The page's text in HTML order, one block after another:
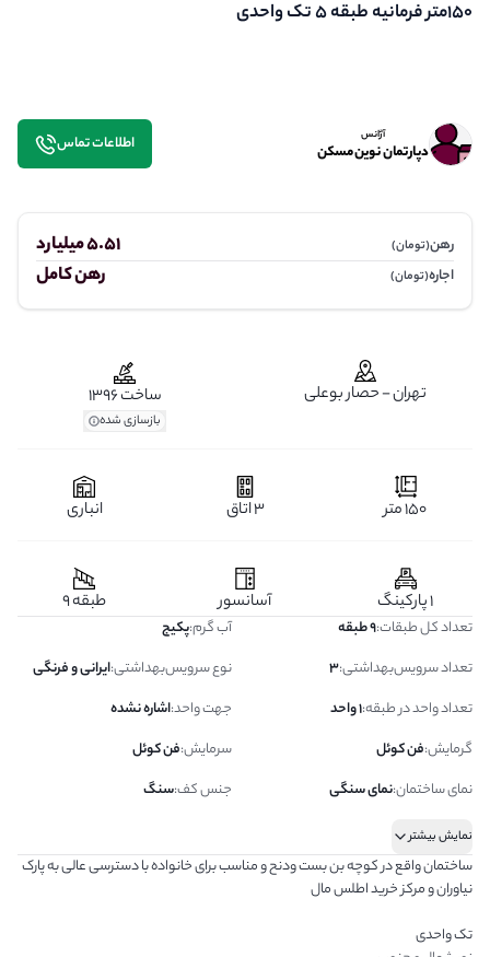
150متر فرمانیه طبقه 5 تک واحدی
رهن(تومان) 5.51 میلیارد
اجاره(تومان) رهن کامل
آژانس
دپارتمان نوین مسکن اطلاعات تماس
تهران - حصار بوعلی ساخت 1396
بازسازی شده
150 متر 3 اتاق انباری
1 پارکینگ آسانسور طبقه 9
تعداد کل طبقات:9 طبقه آب گرم:پکیج
تعداد سرویس‌بهداشتی:
3 نوع سرویس‌بهداشتی:ایرانی و فرنگی
تعداد واحد در طبقه:1 واحد جهت واحد:اشاره نشده
گرمایش:فن کوئل سرمایش:فن کوئل
نمای ساختمان:نمای سنگی جنس کف:سنگ
نمایش بیشتر
ساختمان واقع در کوچه بن بست ودنح و مناسب برای خانواده با دسترسی عالی به پارک
نیاوران و مرکز خرید اطلس مال
تک واحدی